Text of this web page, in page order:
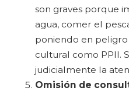
son graves porque
agua, comer el
poniendo en peligro
cultural como PPII.
judicialmente la
Omisión de